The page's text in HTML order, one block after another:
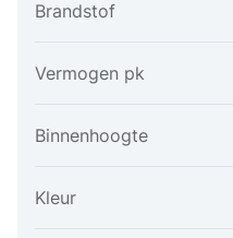
Brandstof
Vermogen pk
Binnenhoogte
Kleur